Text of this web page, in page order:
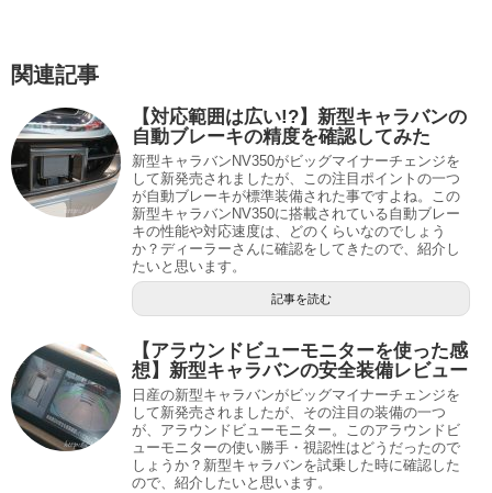
関連記事
【対応範囲は広い!?】新型キャラバンの
自動ブレーキの精度を確認してみた
新型キャラバンNV350がビッグマイナーチェンジを
して新発売されましたが、この注目ポイントの一つ
が自動ブレーキが標準装備された事ですよね。この
新型キャラバンNV350に搭載されている自動ブレー
キの性能や対応速度は、どのくらいなのでしょう
か？ディーラーさんに確認をしてきたので、紹介し
たいと思います。
記事を読む
【アラウンドビューモニターを使った感
想】新型キャラバンの安全装備レビュー
日産の新型キャラバンがビッグマイナーチェンジを
して新発売されましたが、その注目の装備の一つ
が、アラウンドビューモニター。このアラウンドビ
ューモニターの使い勝手・視認性はどうだったので
しょうか？新型キャラバンを試乗した時に確認した
ので、紹介したいと思います。